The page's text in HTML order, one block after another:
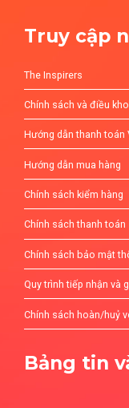
Truy cập
The Inspirers
Chính sách và điều
Hướng dẫn thanh toán
Hướng dẫn mua hàng
Chính sách kiểm hàng
Chính sách thanh toán
Chính sách bảo mật
Quy trình tiếp nhận và
Chính sách hoàn/huỷ
Bảng tin